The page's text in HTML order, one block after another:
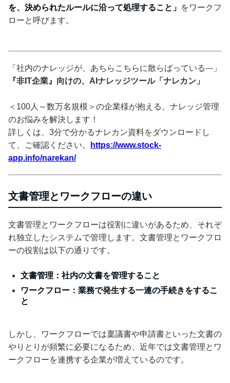
を、決められたルールに沿って処理すること」 をワークフ
ローと呼びます。
「社内のナレッジが、あちらこちらに散らばっている---」
『非IT企業』向けの、AIナレッジツール「ナレカン」
＜100人～数万名規模＞の企業様が抱える、ナレッジ管理
のお悩みを解決します！
詳しくは、3分で分かるナレカン資料をダウンロードし
て、ご確認ください。
https://www.stock-
app.info/narekan/
文書管理とワークフローの違い
文書管理とワークフローは役割に違いがあるため、それぞ
れ独立したシステムで管理します。文書管理とワークフロ
ーの役割は以下の通りです。
文書管理：社内の文書を管理すること
ワークフロー：業務で発生する一連の手続きをするこ
と
しかし、ワークフローでは稟議書や申請書といった文書の
やりとりが頻繁に必要になるため、近年では文書管理とワ
ークフローを連携する企業が増えているのです。